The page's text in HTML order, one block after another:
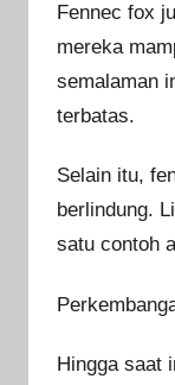
Fennec fox
mereka
semalaman
terbatas.
Selain itu,
berlindung.
satu contoh
Hingga saat